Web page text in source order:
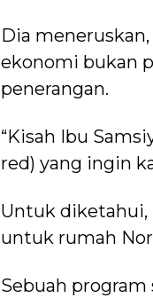
Dia
ekonomi bukan
penerangan.
“Kisah Ibu
red) yang ingin
Untuk diketahui,
untuk rumah
Sebuah